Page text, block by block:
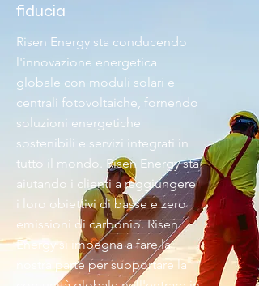
fiducia
Risen Energy sta conducendo
l'innovazione energetica
globale con moduli solari e
centrali fotovoltaiche, fornendo
soluzioni energetiche
sostenibili e servizi integrati in
tutto il mondo. Risen Energy sta
aiutando i clienti a raggiungere
i loro obiettivi di basse e zero
emissioni di carbonio. Risen
Energy si impegna a fare la
nostra parte per supportare la